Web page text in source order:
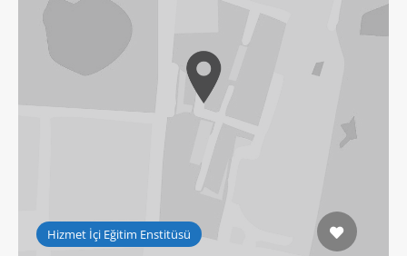
Hizmet İçi Eğitim Enstitüsü